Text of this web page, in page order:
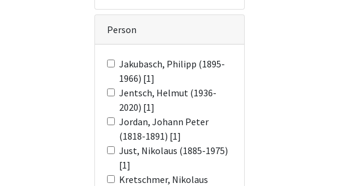
Person
Jakubasch, Philipp (1895-
1966) [1]
Jentsch, Helmut (1936-
2020) [1]
Jordan, Johann Peter
(1818-1891) [1]
Just, Nikolaus (1885-1975)
[1]
Kretschmer, Nikolaus